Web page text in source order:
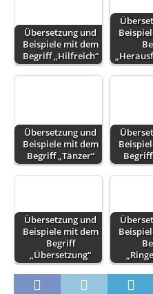
Übersetzung und
Beispiele mit dem
Begriff „Hilfreich“
Übersetzung und
Beispiele mit dem
Begriff „Tänzer“
Begriff
Übersetzung und
Beispiele mit dem
Begriff
„Übersetzung“